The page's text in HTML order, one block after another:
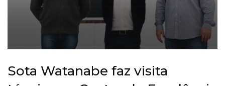
Sota Watanabe faz visita